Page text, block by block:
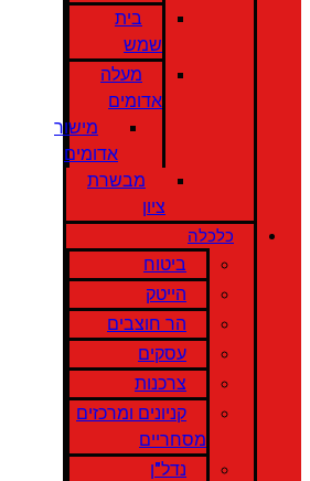
בית
שמש
מעלה
אדומים
מישור
אדומים
מבשרת
ציון
כלכלה
ביטוח
הייטק
הר חוצבים
עסקים
צרכנות
קניונים ומרכזים
מסחריים
נדל"ן